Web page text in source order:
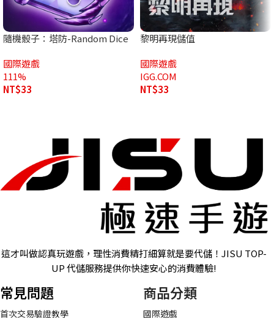
隨機骰子：塔防-Random Dice
國際遊戲
111%
NT$33
黎明再現儲值
國際遊戲
IGG.COM
NT$33
這才叫做認真玩遊戲，理性消費精打細算就是要代儲！JISU TOP-
UP 代儲服務提供你快速安心的消費體驗!
常見問題
首次交易驗證教學
商品分類
國際遊戲